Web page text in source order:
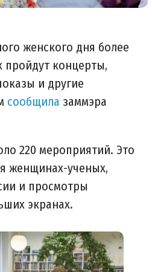
женского дня более
пройдут концерты,
и другие
сообщила заммэра
220 мероприятий. Это
женщинах-ученых,
и просмотры
экранах.